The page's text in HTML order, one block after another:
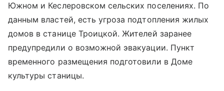
Южном и Кеслеровском сельских поселениях. По
данным властей, есть угроза подтопления жилых
домов в станице Троицкой. Жителей заранее
предупредили о возможной эвакуации. Пункт
временного размещения подготовили в Доме
культуры станицы.